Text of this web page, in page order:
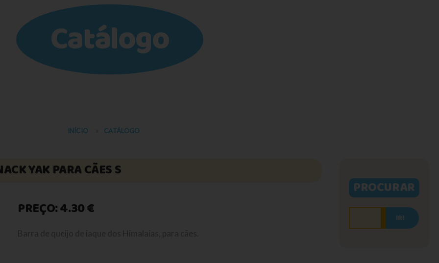
Catálogo
INÍCIO CATÁLOGO
YAK PARA CÃES S
PREÇO: 4.30 €
PROCURAR
IR!